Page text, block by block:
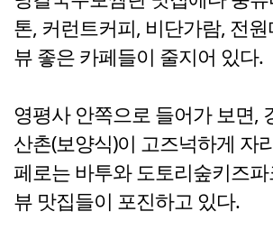
톤, 커런트커피, 비단가람, 전
뷰 좋은 카페들이 줄지어 있다.
영평사 안쪽으로 들어가 보면,
산촌(보양식)이 고즈넉하게 자
페로는 바투와 도토리숲키즈
뷰 맛집들이 포진하고 있다.